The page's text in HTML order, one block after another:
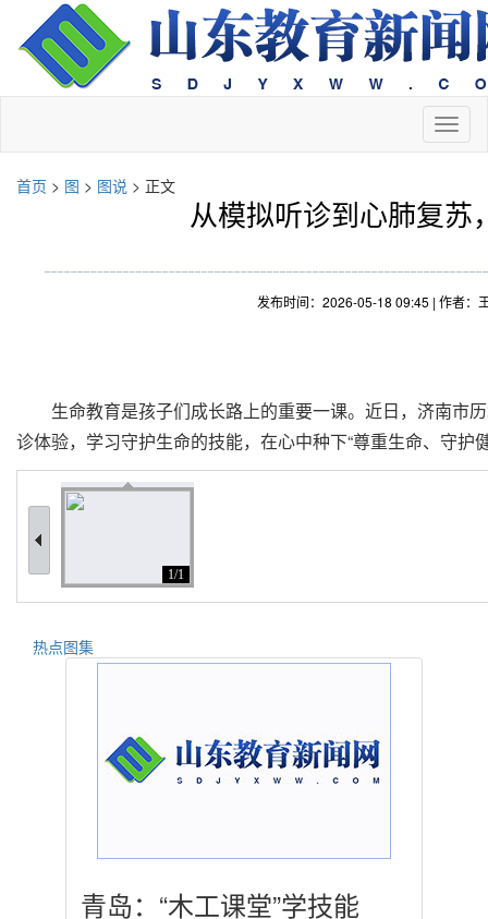
切
换
首页 > 图 > 图说 > 正文
从模拟听诊到心肺复苏
发布时间：2026-05-18 09:45 | 作者
生命教育是孩子们成长路上的重要一课。近日，济南市
诊体验，学习守护生命的技能，在心中种下“尊重生命、守护
1/1
热点图集
青岛：“木工课堂”学技能